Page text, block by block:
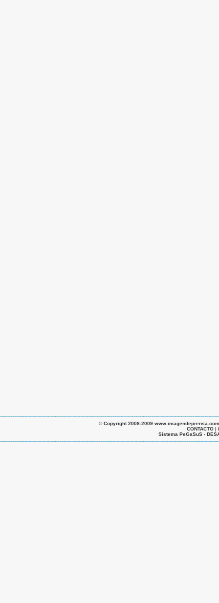
© Copyright 2008-2009
CONTACTO
Sistema PeGaSuS -